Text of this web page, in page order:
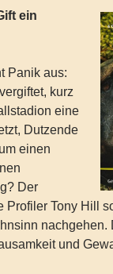
ein
Panik aus:
kurz
eine
Dutzende
einen
Der
Profiler Tony Hill
und